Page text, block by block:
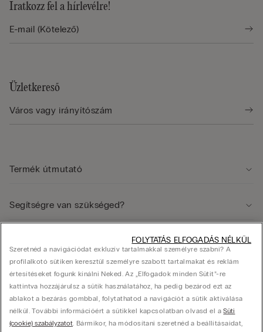
Iratkozz fel a hírlevélre!
Üzletkereső
Termék útmutató
Segítségre van szükséged?
Vállalat
Szeretnéd a navigációdat exkluzív tartalmakkal személyre szabni? A
profilalkotó sütiken keresztül személyre szabott tartalmakat és reklám
értesítéseket fogunk kínálni Neked. Az „Elfogadok minden Sütit”-re
kattintva hozzájárulsz a sütik használatához, ha pedig bezárod ezt az
ablakot a bezárás gombbal, folytathatod a navigációt a sütik aktiválása
nélkül. További információért a sütikkel kapcsolatban olvasd el aSüti
(cookie) szabályzatot. Bármikor, ha módosítani szeretnéd a beállításaidat,
FOLYTATÁS ELFOGADÁS NÉLKÜL